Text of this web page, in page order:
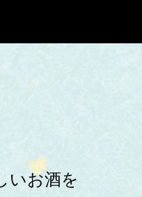
いお酒を